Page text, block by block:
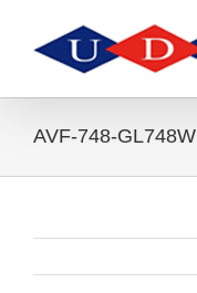
content
AVF-748-GL748W